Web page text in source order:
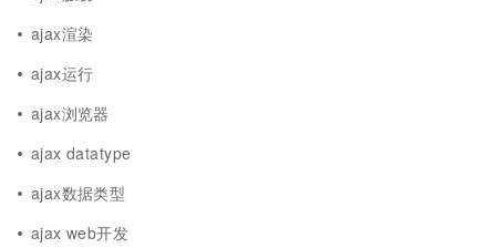
ajax渲染
ajax运行
ajax浏览器
ajax datatype
ajax数据类型
ajax web开发